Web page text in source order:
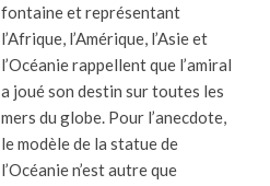
fontaine et représentant
l’Afrique, l’Amérique, l’Asie et
l’Océanie rappellent que l’amiral
a joué son destin sur toutes les
mers du globe. Pour l’anecdote,
le modèle de la statue de
l’Océanie n’est autre que